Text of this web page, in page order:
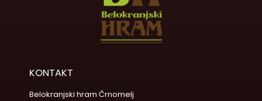
KONTAKT
Belokranjski hram Črnomelj